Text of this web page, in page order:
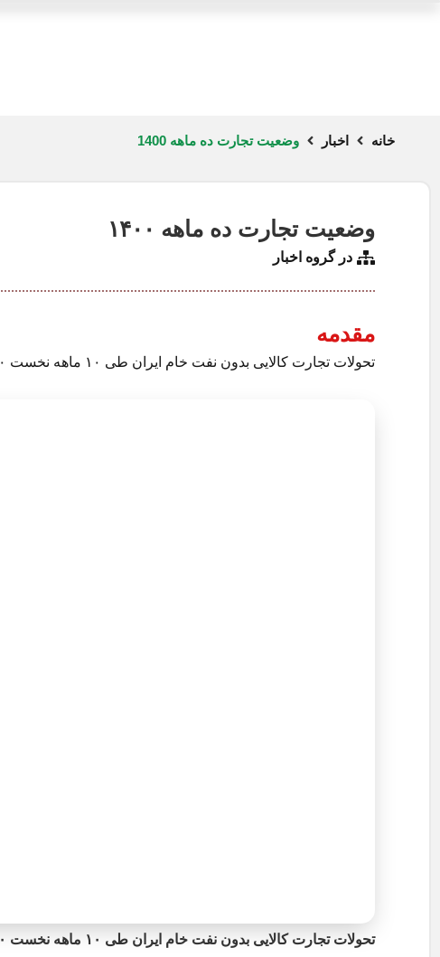
خانه اخبار وضعیت تجارت ده ماهه 1400
وضعیت تجارت ده ماهه ۱۴۰۰
در گروه اخبار
مقدمه
تحولات تجارت کالایی بدون نفت خام ایران طی ۱۰ ماهه نخست ۱۴۰۰: ۳۳ میلیون تن واردات در مقابل ۱۰۰ میلیون […]
تحولات تجارت کالایی بدون نفت خام ایران طی ۱۰ ماهه نخست ۱۴۰۰: